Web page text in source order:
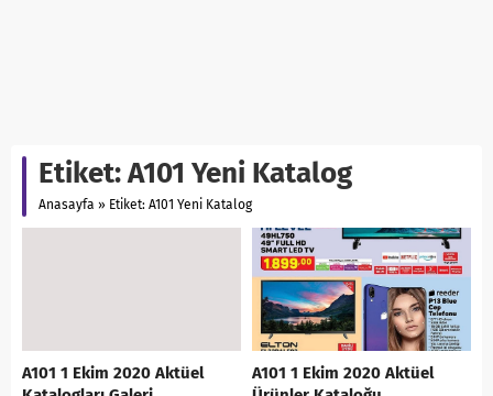
Etiket:A101 Yeni Katalog
Anasayfa » Etiket: A101 Yeni Katalog
A101 1 Ekim 2020 Aktüel
A101 1 Ekim 2020 Aktüel